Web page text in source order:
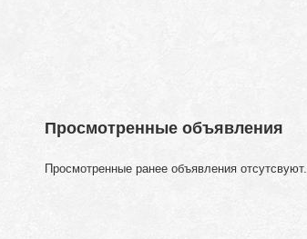
Просмотренные объявления
Просмотренные ранее объявления отсутсвуют.